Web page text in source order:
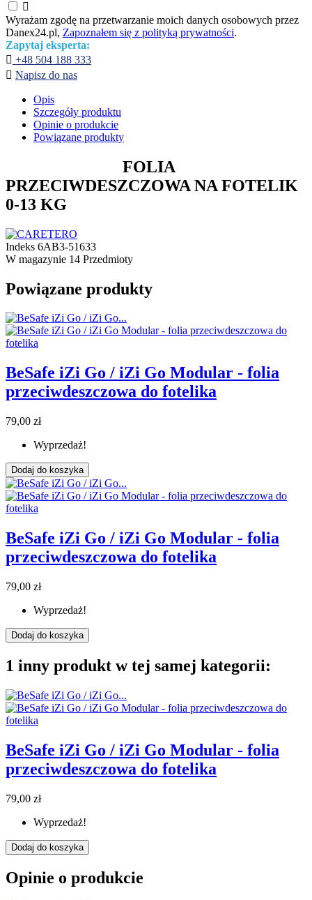

Wyrażam zgodę na przetwarzanie moich danych osobowych przez
Danex24.pl, Zapoznałem się z polityką prywatności.
Zapytaj eksperta:
 +48 504 188 333
 Napisz do nas
Opis
Szczegóły produktu
Opinie o produkcie
Powiązane produkty
FOLIA
PRZECIWDESZCZOWA NA FOTELIK
0-13 KG
Indeks 6AB3-51633
W magazynie 14 Przedmioty
Powiązane produkty
BeSafe iZi Go / iZi Go Modular - folia
przeciwdeszczowa do fotelika
79,00 zł
Wyprzedaż!
Dodaj do koszyka
BeSafe iZi Go / iZi Go Modular - folia
przeciwdeszczowa do fotelika
79,00 zł
Wyprzedaż!
Dodaj do koszyka
1 inny produkt w tej samej kategorii:
BeSafe iZi Go / iZi Go Modular - folia
przeciwdeszczowa do fotelika
79,00 zł
Wyprzedaż!
Dodaj do koszyka
Opinie o produkcie